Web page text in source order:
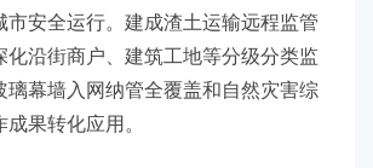
市安全运行。建成渣土运输远程监管
化沿街商户、建筑工地等分级分类监
璃幕墙入网纳管全覆盖和自然灾害综
果转化应用。